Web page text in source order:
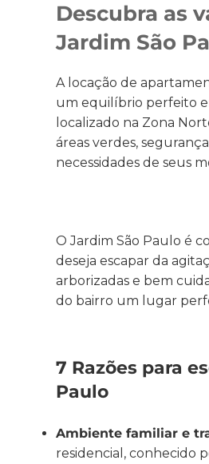
Descubra as
Jardim São
A locação de
um equilíbrio perfeito
localizado na Zona
áreas verdes,
necessidades de seus
O Jardim São Paulo é
deseja escapar da
arborizadas e bem
do bairro um lugar
7 Razões para
Paulo
Ambiente familiar e
residencial, conhecido